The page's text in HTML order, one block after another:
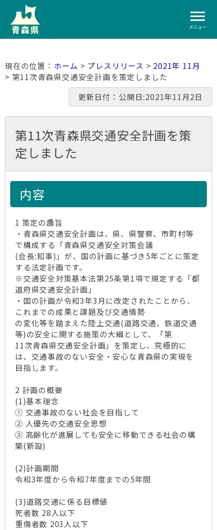
メニュー
ホーム > プレスリリース > 2021年 11月
> 第11次青森県交通安全計画を策定しました
更新日付：公開日:2021年11月2日
第11次青森県交通安全計画を策
定しました
内容
1 策定の趣旨
・青森県交通安全計画は、県、県警察、市町村等
で構成する「青森県交通安全対策会議
(会長:知事)」が、国の計画に基づき5年ごとに策定
する法定計画です。
※交通安全対策基本法第25条第1項で規定する「都
道府県交通安全計画」
・国の計画が令和3年3月に改定されたことから、
これまでの成果と課題及び交通情勢
の変化等を踏まえた陸上交通(道路交通、鉄道交通
等)の安全に関する施策の大綱として、「第
11次青森県交通安全計画」を策定し、究極的に
は、交通事故のない安全・安心な青森県の実現を
目指します。
2 計画の概要
(1)基本理念
① 交通事故のない社会を目指して
② 人優先の交通安全思想
③ 高齢化が進展しても安全に移動できる社会の構
築(新設)
(2)計画期間
令和3年度から令和7年度までの5年間
(3)道路交通に係る目標値
死者数 28人以下
重傷者数 203人以下